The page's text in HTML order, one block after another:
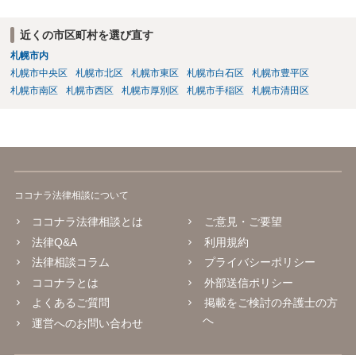
近くの市区町村を選び直す
札幌市内
札幌市中央区
札幌市北区 札幌市東区 札幌市白石区
札幌市豊平区
札幌市南区
札幌市西区 札幌市厚別区 札幌市手稲区 札幌市清田区
ココナラ法律相談について
ココナラ法律相談とは
法律Q&A
法律相談コラム
ココナラとは
よくあるご質問
運営へのお問い合わせ
ご意見・ご要望
利用規約
プライバシーポリシー
外部送信ポリシー
掲載をご検討の弁護士の方
へ